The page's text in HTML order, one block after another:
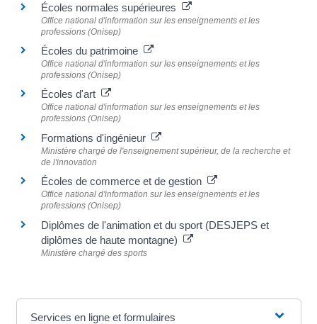
Écoles normales supérieures
Office national d'information sur les enseignements et les
professions (Onisep)
Écoles du patrimoine
Office national d'information sur les enseignements et les
professions (Onisep)
Écoles d'art
Office national d'information sur les enseignements et les
professions (Onisep)
Formations d'ingénieur
Ministère chargé de l'enseignement supérieur, de la recherche et
de l'innovation
Écoles de commerce et de gestion
Office national d'information sur les enseignements et les
professions (Onisep)
Diplômes de l'animation et du sport (DESJEPS et
diplômes de haute montagne)
Ministère chargé des sports
Services en ligne et formulaires